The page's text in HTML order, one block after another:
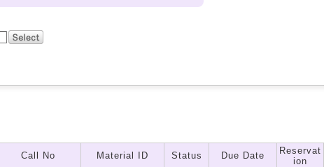
Call No Material ID Status Due Date
Reservat
ion